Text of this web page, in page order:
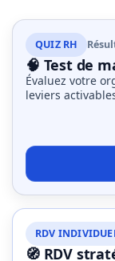
QUIZ RH
🧠 Test de
Évaluez votre
leviers
RDV
🧭 RDV